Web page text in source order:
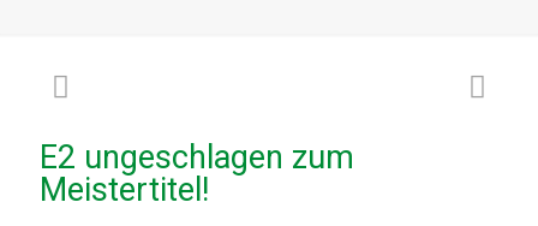
E2 ungeschlagen zum
Meistertitel!